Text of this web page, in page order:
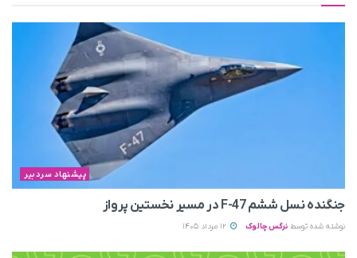
پیشنهاد سردبیر
جنگنده نسل ششم F-47 در مسیر نخستین پرواز
نوشته شده توسط نرگس چالوک